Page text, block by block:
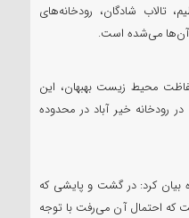
تالاب شادگان، رودخانه‌های
آن‌ها می‌شده است.
محیط زیست بهبهان، این
رودخانه خیر آباد در محدوده
کرد: در گشت و پایشی که
که احتمال آن می‌رفت با توجه